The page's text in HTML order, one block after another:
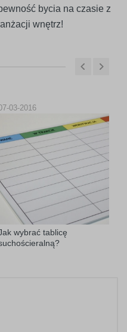
bycia na czasie z
wnętrz!
wybrać tablicę
03-2016